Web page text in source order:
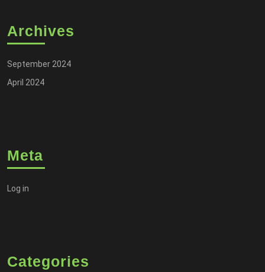
Archives
September 2024
April 2024
Meta
Log in
Categories